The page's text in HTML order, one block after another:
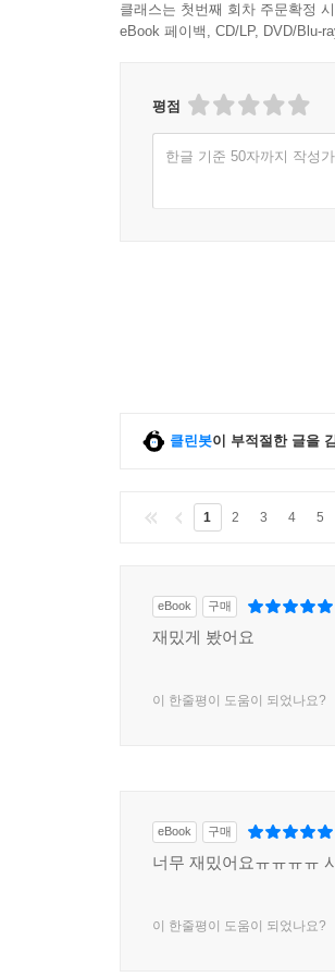
클래스는 첫번째 회차 주문확정
eBook 페이백, CD/LP, DVD/Blu-
평점
한글 기준 50자까지 작성
클린봇이 부적절한 글을
1 2 3 4 5
eBook 구매
재밌게 봤어요
이 한줄평이 도움이 되었나요?
eBook 구매
너무 재밌어요ㅠㅠㅠㅠ
이 한줄평이 도움이 되었나요?